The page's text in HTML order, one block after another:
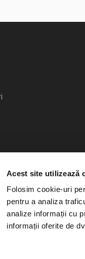
Acest site utilizează
Folosim cookie-uri
pentru a analiza
analize informații cu
informații oferite de